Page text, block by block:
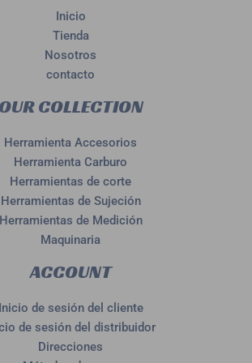
Inicio
Tienda
Nosotros
contacto
OUR COLLECTION
Herramienta Accesorios
Herramienta Carburo
Herramientas de corte
Herramientas de Sujeción
Herramientas de Medición
Maquinaria
ACCOUNT
Inicio de sesión del cliente
de sesión del distribuidor
Direcciones